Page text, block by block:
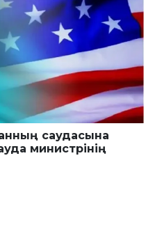
саудасына
министрінің